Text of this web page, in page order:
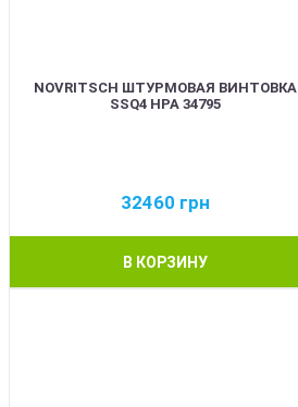
NOVRITSCH ШТУРМОВАЯ ВИНТОВКА
SSQ4 HPA 34795
32460 грн
В КОРЗИНУ